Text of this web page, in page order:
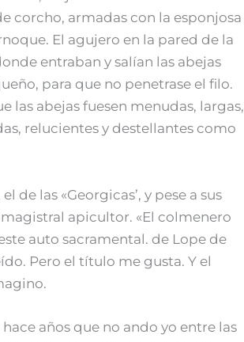
corcho, armadas con la esponjosa
El agujero en la pared de la
entraban y salían las abejas
para que no penetrase el filo.
las abejas fuesen menudas, largas,
relucientes y destellantes como
de las «Georgicas’, y pese a sus
apicultor. «El colmenero
auto sacramental. de Lope de
Pero el título me gusta. Y el
hace años que no ando yo entre las